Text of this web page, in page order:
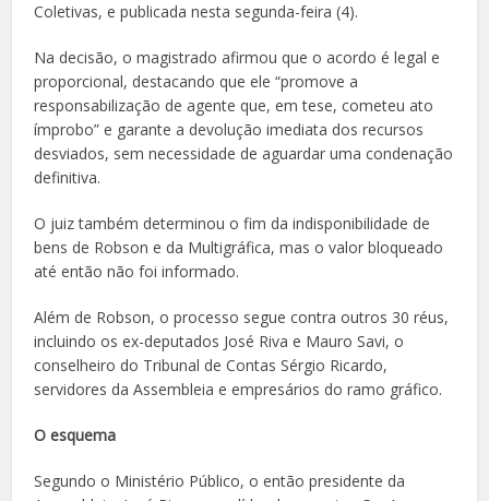
Coletivas, e publicada nesta segunda-feira (4).
Na decisão, o magistrado afirmou que o acordo é legal e
proporcional, destacando que ele “promove a
responsabilização de agente que, em tese, cometeu ato
ímprobo” e garante a devolução imediata dos recursos
desviados, sem necessidade de aguardar uma condenação
definitiva.
O juiz também determinou o fim da indisponibilidade de
bens de Robson e da Multigráfica, mas o valor bloqueado
até então não foi informado.
Além de Robson, o processo segue contra outros 30 réus,
incluindo os ex-deputados José Riva e Mauro Savi, o
conselheiro do Tribunal de Contas Sérgio Ricardo,
servidores da Assembleia e empresários do ramo gráfico.
O esquema
Segundo o Ministério Público, o então presidente da